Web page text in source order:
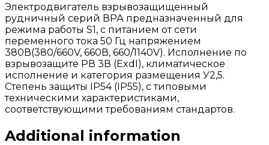
Электродвигатель взрывозащищенный
рудничный серий ВРА предназначенный для
режима работы S1, с питанием от сети
переменного тока 50 Гц напряжением
380В(380/660V, 660В, 660/1140V). Исполнение по
взрывозащите РВ 3В (ExdI), климатическое
исполнение и категория размещения У2,5.
Степень защиты IP54 (IP55), с типовыми
техническими характеристиками,
соответствующими требованиям стандартов.
Additional information